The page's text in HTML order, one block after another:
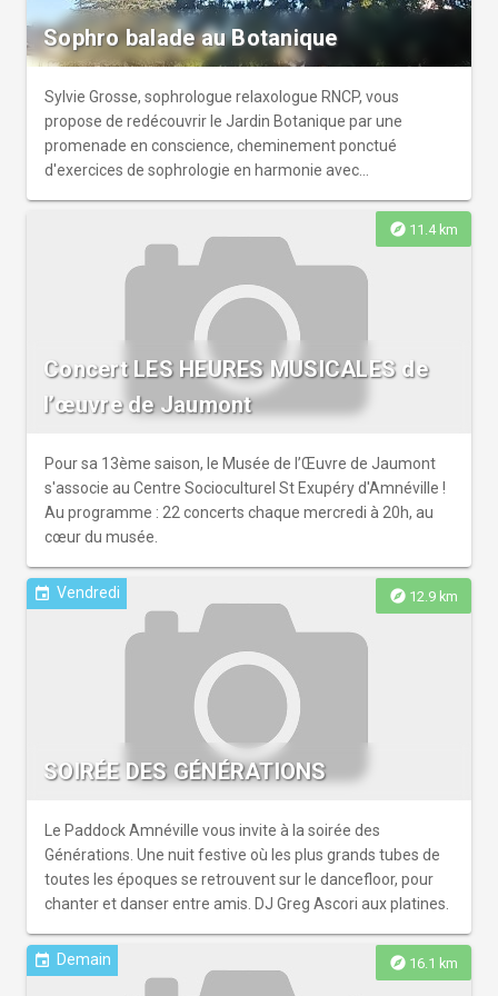
Sophro balade au Botanique
Sylvie Grosse, sophrologue relaxologue RNCP, vous
propose de redécouvrir le Jardin Botanique par une
promenade en conscience, cheminement ponctué
d'exercices de sophrologie en harmonie avec
rythme, prendre du temps pour soi. Une sophro balade,
c'est aussi aiguiser ses sens, être pleinement dans son
corps et à son écoute dans l'instant présent. Pour être à
l'aise, baskets, bouteille d'eau et mini sac à dos plutôt que
sac à main. Pour votre confort, le groupe est limité à 5
personnes, sur réservation exclusivement. Si les dates ne
vous conviennent pas, n'hésitez pas à me contacter pour
convenir d'une visite privatisée.
explore 11.4 km
Concert LES HEURES MUSICALES de
l’œuvre de Jaumont
Pour sa 13ème saison, le Musée de l’Œuvre de Jaumont
s'associe au Centre Socioculturel St Exupéry d'Amnéville !
Au programme : 22 concerts chaque mercredi à 20h, au
cœur du musée.
explore 12.9 km
event Vendredi
SOIRÉE DES GÉNÉRATIONS
Le Paddock Amnéville vous invite à la soirée des
Générations. Une nuit festive où les plus grands tubes de
toutes les époques se retrouvent sur le dancefloor, pour
chanter et danser entre amis. DJ Greg Ascori aux platines.
explore 16.1 km
event Demain